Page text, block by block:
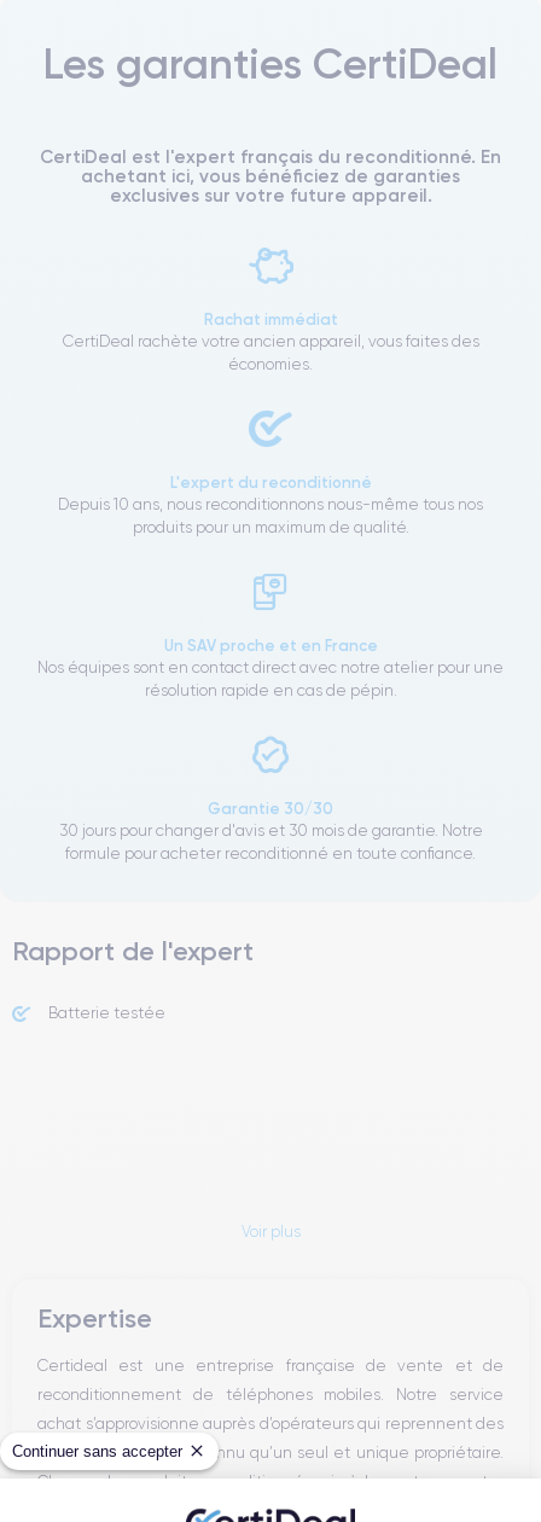
Continuer sans accepter
Les garanties CertiDeal
CertiDeal est l'expert français du reconditionné. En
achetant ici, vous bénéficiez de garanties
exclusives sur votre future appareil.
Rachat immédiat
CertiDeal rachète votre ancien appareil, vous faites des
économies.
L'expert du reconditionné
Depuis 10 ans, nous reconditionnons nous-même tous nos
produits pour un maximum de qualité.
Un SAV proche et en France
Nos équipes sont en contact direct avec notre atelier pour une
résolution rapide en cas de pépin.
Garantie 30/30
30 jours pour changer d'avis et 30 mois de garantie. Notre
formule pour acheter reconditionné en toute confiance.
Rapport de l'expert
Batterie testée
Voir plus
Expertise
Certideal est une entreprise française de vente et de
reconditionnement de téléphones mobiles. Notre service
achat s’approvisionne auprès d’opérateurs qui reprennent des
smartphones n’ayant connu qu’un seul et unique propriétaire.
Chacun des produits reconditionnés mis à la vente sur notre
site est alors récupéré physiquement par nos soins et suit dans